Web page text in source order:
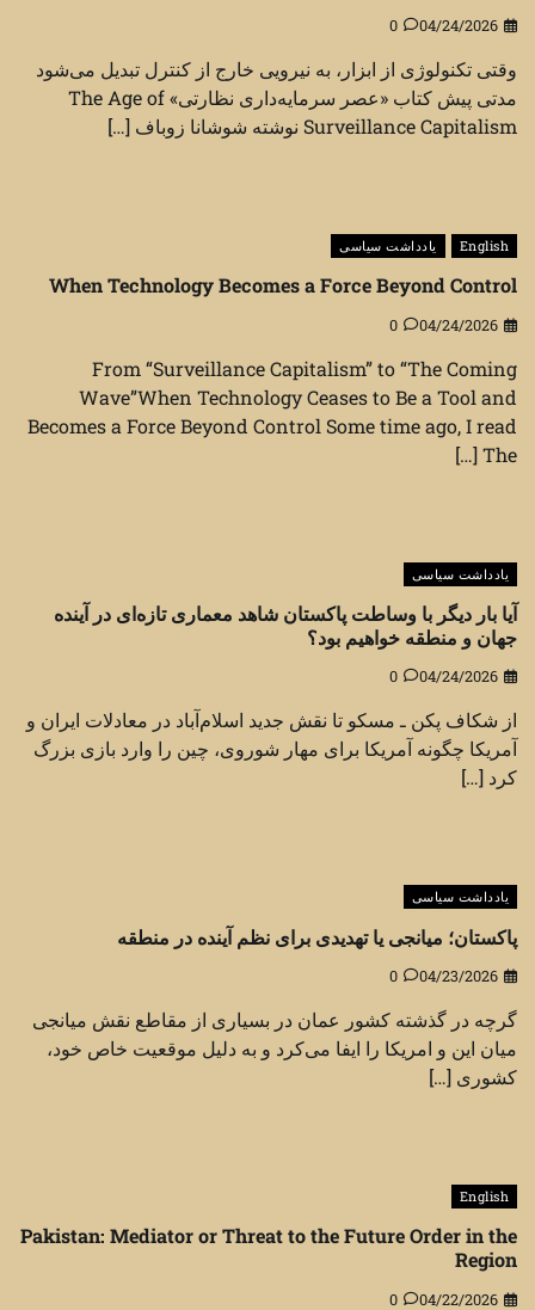
04/24/2026
0
وقتی تکنولوژی از ابزار، به نیرویی خارج از کنترل تبدیل می‌شود
مدتی پیش کتاب «عصر سرمایه‌داری نظارتی» The Age of
Surveillance Capitalism نوشته شوشانا زوباف […]
English یادداشت سیاسی
When Technology Becomes a Force Beyond Control
04/24/2026
0
From “Surveillance Capitalism” to “The Coming
Wave”When Technology Ceases to Be a Tool and
Becomes a Force Beyond Control Some time ago, I read
The […]
یادداشت سیاسی
آیا بار دیگر با وساطت پاکستان شاهد معماری تازه‌ای در آینده
جهان و منطقه خواهیم بود؟
04/24/2026
0
از شکاف پکن ـ مسکو تا نقش جدید اسلام‌آباد در معادلات ایران و
آمریکا چگونه آمریکا برای مهار شوروی، چین را وارد بازی بزرگ
کرد […]
یادداشت سیاسی
پاکستان؛ میانجی یا تهدیدی برای نظم آینده در منطقه
04/23/2026
0
گرچه در گذشته کشور عمان در بسیاری از مقاطع نقش میانجی
میان این و امریکا را ایفا می‌کرد و به دلیل موقعیت خاص خود،
کشوری […]
English
Pakistan: Mediator or Threat to the Future Order in the
Region
04/22/2026
0